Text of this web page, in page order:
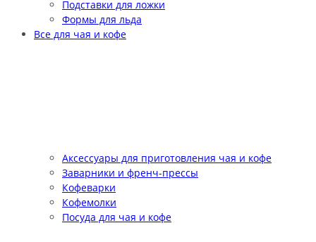
Подставки для ложки
Формы для льда
Все для чая и кофе
Аксессуары для приготовления чая и кофе
Заварники и френч-прессы
Кофеварки
Кофемолки
Посуда для чая и кофе